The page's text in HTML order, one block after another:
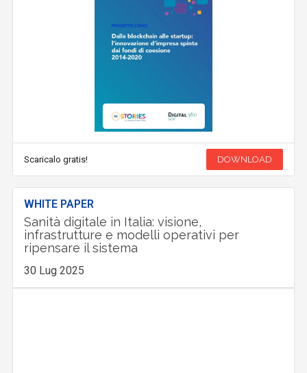
Scaricalo gratis! DOWNLOAD
WHITE PAPER
Sanità digitale in Italia: visione,
infrastrutture e modelli operativi per
ripensare il sistema
30 Lug 2025